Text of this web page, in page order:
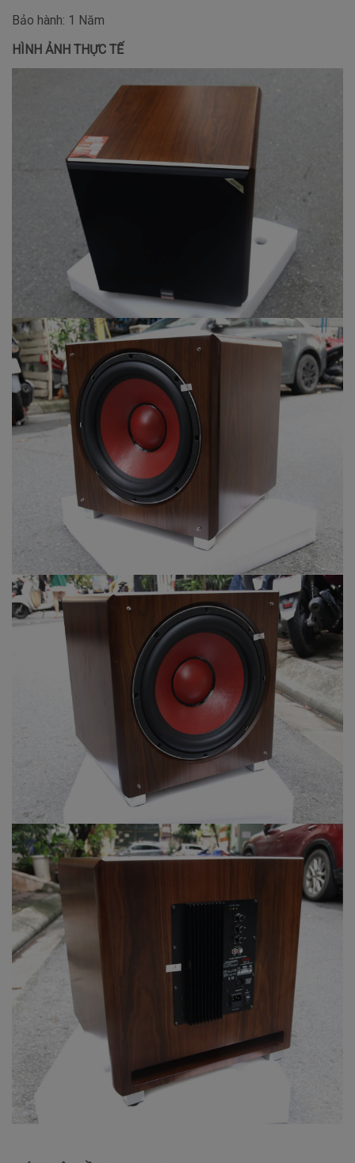
Bảo hành: 1 Năm
HÌNH ẢNH THỰC TẾ